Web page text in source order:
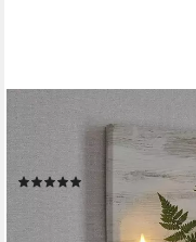
ART FOR THE HOME
LED-Bild Harmony LED,
Harmonie 60 x 60 cm
49,99 € 59,99 €